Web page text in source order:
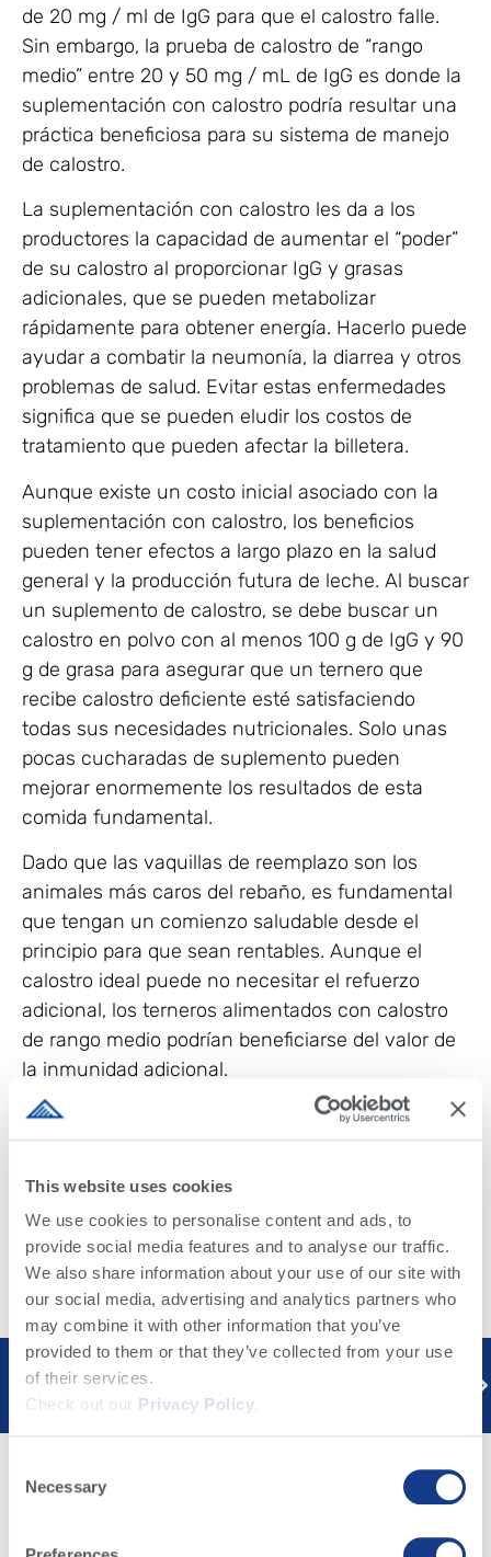
This website uses cookies
We use cookies to personalise content and ads, to
provide social media features and to analyse our traffic.
We also share information about your use of our site with
our social media, advertising and analytics partners who
may combine it with other information that you’ve
provided to them or that they’ve collected from your use
of their services.
Check out our Privacy Policy
Selection
Necessary
de 20 mg / ml de IgG para que el calostro falle.
Sin embargo, la prueba de calostro de “rango
medio” entre 20 y 50 mg / mL de IgG es donde la
suplementación con calostro podría resultar una
práctica beneficiosa para su sistema de manejo
de calostro.
La suplementación con calostro les da a los
productores la capacidad de aumentar el “poder”
de su calostro al proporcionar IgG y grasas
adicionales, que se pueden metabolizar
rápidamente para obtener energía. Hacerlo puede
ayudar a combatir la neumonía, la diarrea y otros
problemas de salud. Evitar estas enfermedades
significa que se pueden eludir los costos de
tratamiento que pueden afectar la billetera.
Aunque existe un costo inicial asociado con la
suplementación con calostro, los beneficios
pueden tener efectos a largo plazo en la salud
general y la producción futura de leche. Al buscar
un suplemento de calostro, se debe buscar un
calostro en polvo con al menos 100 g de IgG y 90
g de grasa para asegurar que un ternero que
recibe calostro deficiente esté satisfaciendo
todas sus necesidades nutricionales. Solo unas
pocas cucharadas de suplemento pueden
mejorar enormemente los resultados de esta
comida fundamental.
Dado que las vaquillas de reemplazo son los
animales más caros del rebaño, es fundamental
que tengan un comienzo saludable desde el
principio para que sean rentables. Aunque el
calostro ideal puede no necesitar el refuerzo
adicional, los terneros alimentados con calostro
de rango medio podrían beneficiarse del valor de
la inmunidad adicional.
Artículo escrito por Taylor Reach para Hoard´s
Dairyman
Traducción: MVZ Brenda Yumibe, Alta Genetics
México
Previous
Éxito reproductivo: una tríada de personas, vacas y ciencia